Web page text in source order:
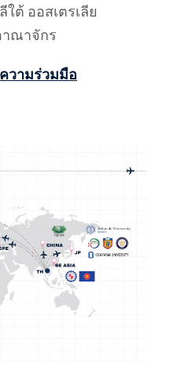
ต้ ออสเตรเลีย
าณาจักร
วามร่วมมือ